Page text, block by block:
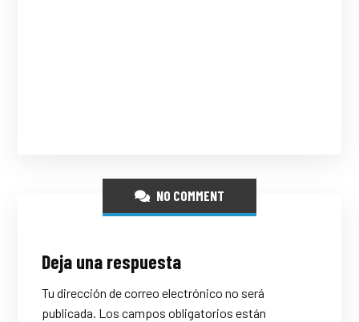
NO COMMENT
Deja una respuesta
Tu dirección de correo electrónico no será
publicada. Los campos obligatorios están